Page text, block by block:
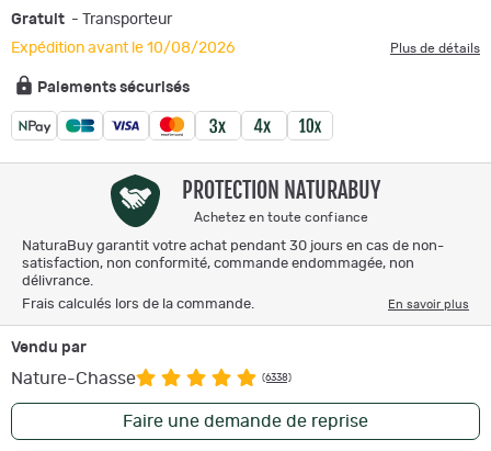
Gratuit - Transporteur
Expédition avant le 10/08/2026
Plus de détails
Paiements sécurisés
PROTECTION NATURABUY
Achetez en toute confiance
NaturaBuy garantit votre achat pendant 30 jours en cas de non-
satisfaction, non conformité, commande endommagée, non
délivrance.
Frais calculés lors de la commande.
En savoir plus
Vendu par
Nature-Chasse (6338)
Faire une demande de reprise